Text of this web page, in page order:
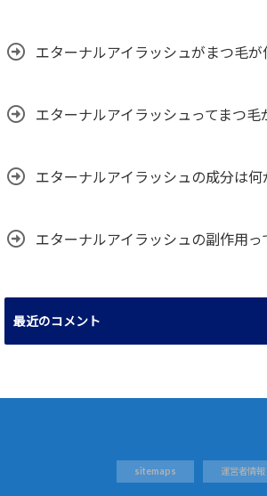
エターナルアイラッシュがまつ毛
エターナルアイラッシュってまつ毛
エターナルアイラッシュの成分は何
エターナルアイラッシュの副作用っ
最近のコメント
sitemaps 運営者情報